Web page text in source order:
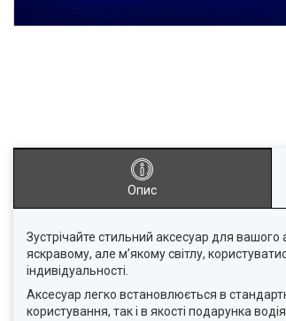
Опис
Зустрічайте стильний аксесуар для вашого
яскравому, але м’якому світлу,
індивідуальності.
Аксесуар легко встановлюється в
користування, так і в якості подарунка